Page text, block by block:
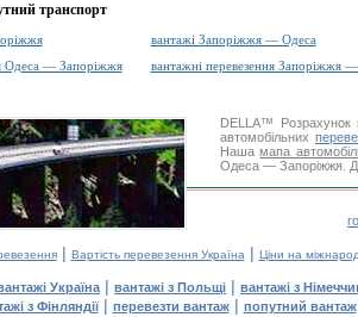
транспорт
вантажі Запоріжжя — Одеса
Одеса — Запоріжжя
вантажні перевезення Запоріжжя
DELLA™
Розрахунок
автомобільних
Нашамапа
Одеса — Запоріжжя.
| Вартість перевезення Україна | Ціни на
Україна | вантажі з Польщі | вантажі з
з Фінляндії| перевезти вантаж| попутний вантаж